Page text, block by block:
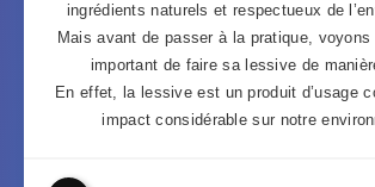
ingrédients naturels et respectueux de
Mais avant de passer à la pratique,
important de faire sa lessive de
En effet, la lessive est un produit d’usage
impact considérable sur notre